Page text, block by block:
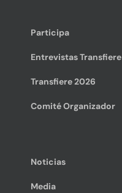
Participa
Entrevistas Transfiere
Transfiere 2026
Comité Organizador
Noticias
Media